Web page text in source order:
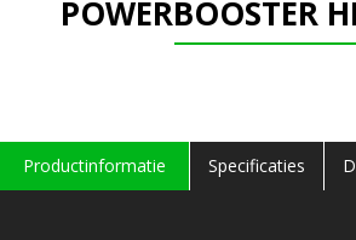
POWERBOOSTER
Productinformatie Specificaties